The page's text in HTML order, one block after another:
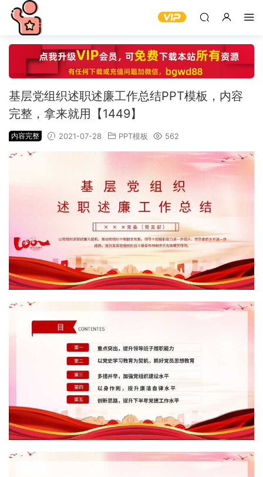
基层党组织述职述廉工作总结PPT模板，内容
完整，拿来就用【1449】
内容完整 2021-07-28 PPT模板 562